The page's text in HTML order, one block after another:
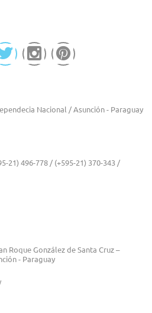
Nacional / Asunción - Paraguay
21) 496-778 / (+595-21) 370-343 /
Roque González de Santa Cruz –
- Paraguay